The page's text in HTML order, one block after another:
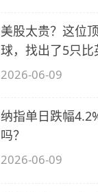
美股太贵？这位
球，找出了5只
2026-06-09
纳指单日跌幅
吗？
2026-06-09